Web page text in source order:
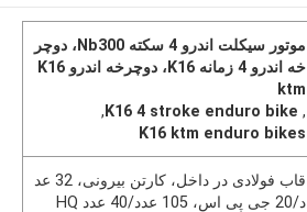
موتور سیکلت اندرو 4 سکته Nb300، دوچر
خه اندرو 4 زمانه K16، دوچرخه اندرو K16
ktm
,
K16 4 stroke enduro bike
,
K16 ktm enduro bikes
قاب فولادی در داخل، کارتن بیرونی، 32 عد
د/20 جی پی اس، 105 عدد/40 عدد HQ